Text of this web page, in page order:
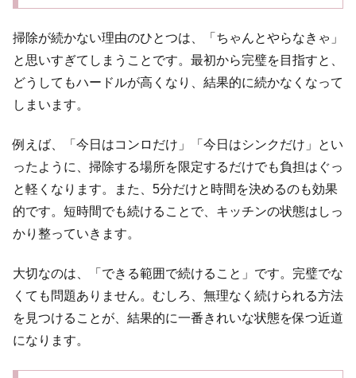
掃除が続かない理由のひとつは、「ちゃんとやらなきゃ」
と思いすぎてしまうことです。最初から完璧を目指すと、
どうしてもハードルが高くなり、結果的に続かなくなって
しまいます。
例えば、「今日はコンロだけ」「今日はシンクだけ」とい
ったように、掃除する場所を限定するだけでも負担はぐっ
と軽くなります。また、5分だけと時間を決めるのも効果
的です。短時間でも続けることで、キッチンの状態はしっ
かり整っていきます。
大切なのは、「できる範囲で続けること」です。完璧でな
くても問題ありません。むしろ、無理なく続けられる方法
を見つけることが、結果的に一番きれいな状態を保つ近道
になります。